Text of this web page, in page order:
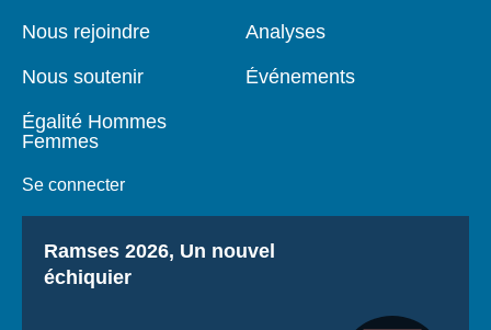
Nous rejoindre
Nous soutenir
Égalité Hommes
Femmes
Se connecter
Analyses
Événements
Titre
Ramses 2026, Un nouvel
échiquier